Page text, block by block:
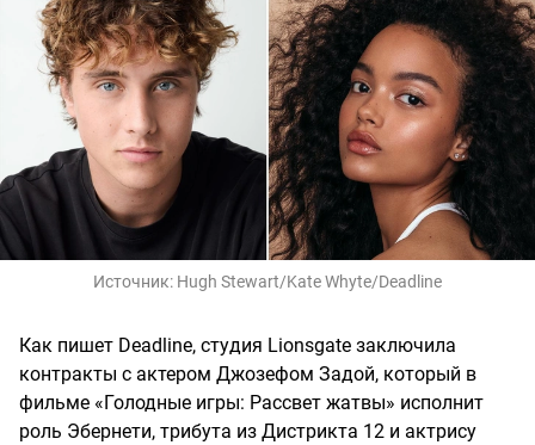
Источник: Hugh Stewart/Kate Whyte/Deadline
Как пишет Deadline, студия Lionsgate заключила
контракты с актером Джозефом Задой, который в
фильме «Голодные игры: Рассвет жатвы» исполнит
роль Эбернети, трибута из Дистрикта 12 и актрису